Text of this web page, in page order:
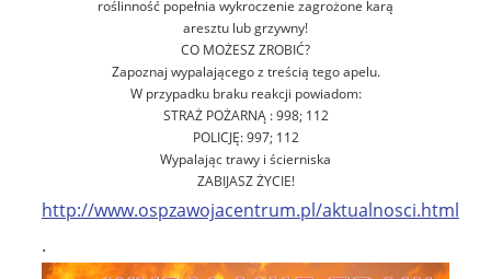
roślinność popełnia wykroczenie zagrożone karą
aresztu lub grzywny!
CO MOŻESZ ZROBIĆ?
Zapoznaj wypalającego z treścią tego apelu.
W przypadku braku reakcji powiadom:
STRAŻ POŻARNĄ : 998; 112
POLICJĘ: 997; 112
Wypalając trawy i ścierniska
ZABIJASZ ŻYCIE!
http://www.ospzawojacentrum.pl/aktualnosci.html
.